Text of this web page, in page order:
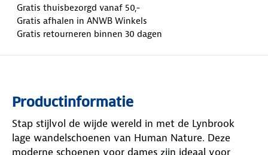
Gratis thuisbezorgd vanaf 50,-
Gratis afhalen in ANWB Winkels
Gratis retourneren binnen 30 dagen
Productinformatie
Stap stijlvol de wijde wereld in met de Lynbrook
lage wandelschoenen van Human Nature. Deze
moderne schoenen voor dames zijn ideaal voor